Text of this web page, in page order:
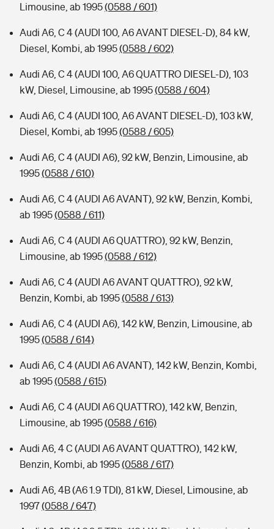
Limousine, ab 1995(0588 / 601)
Audi A6, C 4 (AUDI 100, A6 AVANT DIESEL-D), 84 kW,
Diesel, Kombi, ab 1995(0588 / 602)
Audi A6, C 4 (AUDI 100, A6 QUATTRO DIESEL-D), 103
kW, Diesel, Limousine, ab 1995(0588 / 604)
Audi A6, C 4 (AUDI 100, A6 AVANT DIESEL-D), 103 kW,
Diesel, Kombi, ab 1995(0588 / 605)
Audi A6, C 4 (AUDI A6), 92 kW, Benzin, Limousine, ab
1995(0588 / 610)
Audi A6, C 4 (AUDI A6 AVANT), 92 kW, Benzin, Kombi,
ab 1995(0588 / 611)
Audi A6, C 4 (AUDI A6 QUATTRO), 92 kW, Benzin,
Limousine, ab 1995(0588 / 612)
Audi A6, C 4 (AUDI A6 AVANT QUATTRO), 92 kW,
Benzin, Kombi, ab 1995(0588 / 613)
Audi A6, C 4 (AUDI A6), 142 kW, Benzin, Limousine, ab
1995(0588 / 614)
Audi A6, C 4 (AUDI A6 AVANT), 142 kW, Benzin, Kombi,
ab 1995(0588 / 615)
Audi A6, C 4 (AUDI A6 QUATTRO), 142 kW, Benzin,
Limousine, ab 1995(0588 / 616)
Audi A6, 4 C (AUDI A6 AVANT QUATTRO), 142 kW,
Benzin, Kombi, ab 1995(0588 / 617)
Audi A6, 4B (A6 1.9 TDI), 81 kW, Diesel, Limousine, ab
1997(0588 / 647)